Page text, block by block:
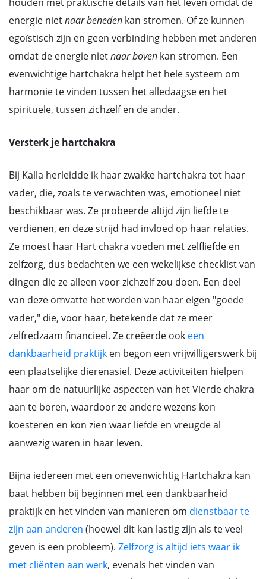
energie nietnaar beneden kan stromen. Of ze kunnen
egoïstisch zijn en geen verbinding hebben met anderen
omdat de energie nietnaar boven kan stromen. Een
evenwichtige hartchakra helpt het hele systeem om
harmonie te vinden tussen het alledaagse en het
spirituele, tussen zichzelf en de ander.
Versterk je hartchakra
Bij Kalla herleidde ik haar zwakke hartchakra tot haar
vader, die, zoals te verwachten was, emotioneel niet
beschikbaar was. Ze probeerde altijd zijn liefde te
verdienen, en deze strijd had invloed op haar relaties.
Ze moest haar Hart chakra voeden met zelfliefde en
zelfzorg, dus bedachten we een wekelijkse checklist van
dingen die ze alleen voor zichzelf zou doen. Een deel
van deze omvatte het worden van haar eigen "goede
vader," die, voor haar, betekende dat ze meer
zelfredzaam financieel. Ze creëerde ook een
dankbaarheid praktijk en begon een vrijwilligerswerk bij
een plaatselijke dierenasiel. Deze activiteiten hielpen
haar om de natuurlijke aspecten van het Vierde chakra
aan te boren, waardoor ze andere wezens kon
koesteren en kon zien waar liefde en vreugde al
aanwezig waren in haar leven.
Bijna iedereen met een onevenwichtig Hartchakra kan
baat hebben bij beginnen met een dankbaarheid
praktijk en het vinden van manieren om dienstbaar te
zijn aan anderen (hoewel dit kan lastig zijn als te veel
geven is een probleem). Zelfzorg is altijd iets waar ik
met cliënten aan werk, evenals het vinden van